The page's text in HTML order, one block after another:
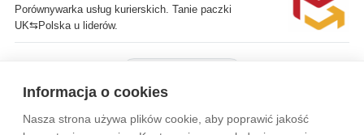
Informacja o cookies
Nasza strona używa plików cookie, aby poprawić jakość
Porównywarka usług kurierskich. Tanie paczki
UK⇆Polska u liderów.
Wytyczne dla społeczności Regulamin Prywatność